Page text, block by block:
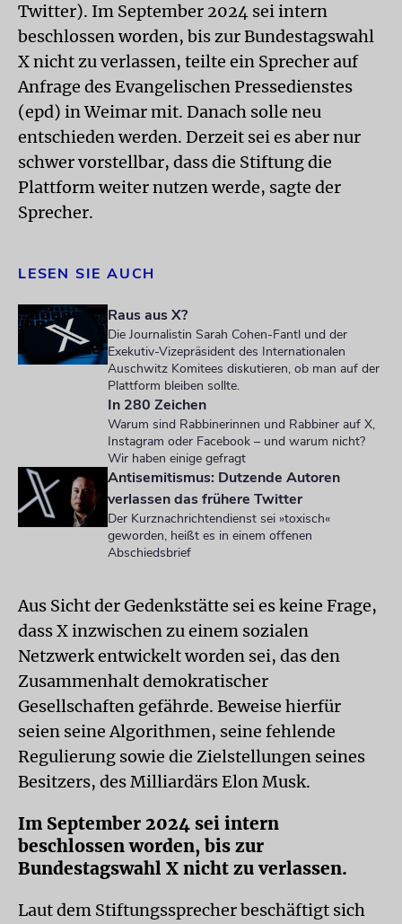
Twitter). Im September 2024 sei intern
beschlossen worden, bis zur Bundestagswahl
X nicht zu verlassen, teilte ein Sprecher auf
Anfrage des Evangelischen Pressedienstes
(epd) in Weimar mit. Danach solle neu
entschieden werden. Derzeit sei es aber nur
schwer vorstellbar, dass die Stiftung die
Plattform weiter nutzen werde, sagte der
Sprecher.
LESEN SIE AUCH
Raus aus X?
Die Journalistin Sarah Cohen-Fantl und der
Exekutiv-Vizepräsident des Internationalen
Auschwitz Komitees diskutieren, ob man auf der
Plattform bleiben sollte.
In 280 Zeichen
Warum sind Rabbinerinnen und Rabbiner auf X,
Instagram oder Facebook – und warum nicht?
Wir haben einige gefragt
Antisemitismus: Dutzende Autoren
verlassen das frühere Twitter
Der Kurznachrichtendienst sei »toxisch«
geworden, heißt es in einem offenen
Abschiedsbrief
Aus Sicht der Gedenkstätte sei es keine Frage,
dass X inzwischen zu einem sozialen
Netzwerk entwickelt worden sei, das den
Zusammenhalt demokratischer
Gesellschaften gefährde. Beweise hierfür
seien seine Algorithmen, seine fehlende
Regulierung sowie die Zielstellungen seines
Besitzers, des Milliardärs Elon Musk.
Im September 2024 sei intern
beschlossen worden, bis zur
Bundestagswahl X nicht zu verlassen.
Laut dem Stiftungssprecher beschäftigt sich